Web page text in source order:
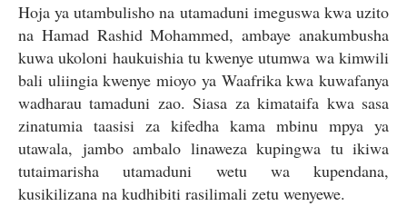
Hoja ya utambulisho na utamaduni imeguswa kwa uzito
na Hamad Rashid Mohammed, ambaye anakumbusha
kuwa ukoloni haukuishia tu kwenye utumwa wa kimwili
bali uliingia kwenye mioyo ya Waafrika kwa kuwafanya
wadharau tamaduni zao. Siasa za kimataifa kwa sasa
zinatumia taasisi za kifedha kama mbinu mpya ya
utawala, jambo ambalo linaweza kupingwa tu ikiwa
tutaimarisha utamaduni wetu wa kupendana,
kusikilizana na kudhibiti rasilimali zetu wenyewe.